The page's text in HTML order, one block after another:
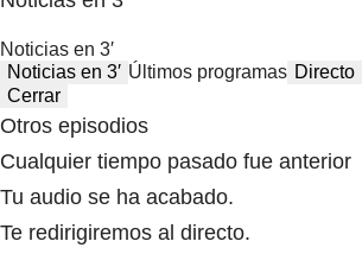
Noticias en 3′
Noticias en 3′ Últimos programas Directo
Cerrar
Otros episodios
Cualquier tiempo pasado fue anterior
Tu audio se ha acabado.
Te redirigiremos al directo.